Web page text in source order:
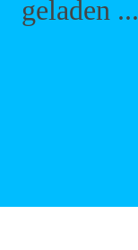
geladen ...